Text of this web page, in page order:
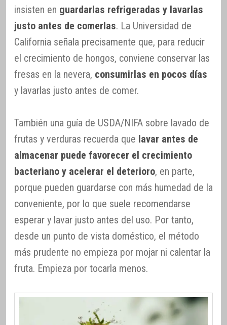
insisten en guardarlas refrigeradas y lavarlas
justo antes de comerlas. La Universidad de
California señala precisamente que, para reducir
el crecimiento de hongos, conviene conservar las
fresas en la nevera, consumirlas en pocos días
y lavarlas justo antes de comer.
También una guía de USDA/NIFA sobre lavado de
frutas y verduras recuerda que lavar antes de
almacenar puede favorecer el crecimiento
bacteriano y acelerar el deterioro, en parte,
porque pueden guardarse con más humedad de la
conveniente, por lo que suele recomendarse
esperar y lavar justo antes del uso. Por tanto,
desde un punto de vista doméstico, el método
más prudente no empieza por mojar ni calentar la
fruta. Empieza por tocarla menos.